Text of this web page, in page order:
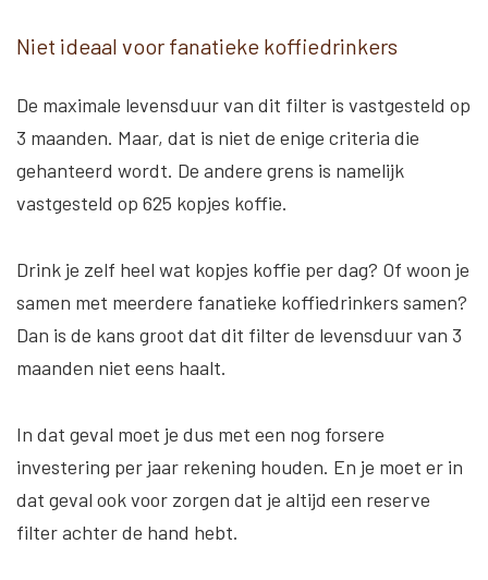
Niet ideaal voor fanatieke koffiedrinkers
De maximale levensduur van dit filter is vastgesteld op
3 maanden. Maar, dat is niet de enige criteria die
gehanteerd wordt. De andere grens is namelijk
vastgesteld op 625 kopjes koffie.
Drink je zelf heel wat kopjes koffie per dag? Of woon je
samen met meerdere fanatieke koffiedrinkers samen?
Dan is de kans groot dat dit filter de levensduur van 3
maanden niet eens haalt.
In dat geval moet je dus met een nog forsere
investering per jaar rekening houden. En je moet er in
dat geval ook voor zorgen dat je altijd een reserve
filter achter de hand hebt.